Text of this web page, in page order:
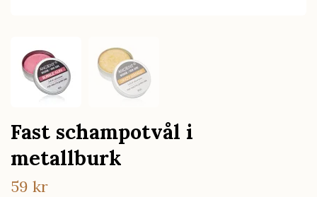
Fast schampotvål i
metallburk
59 kr